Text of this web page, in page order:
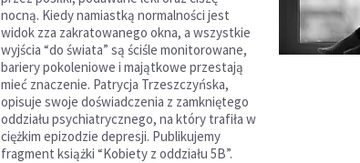
nocną. Kiedy namiastką normalności jest
widok zza zakratowanego okna, a wszystkie
wyjścia “do świata” są ściśle monitorowane,
bariery pokoleniowe i majątkowe przestają
mieć znaczenie. Patrycja Trzeszczyńska,
opisuje swoje doświadczenia z zamkniętego
oddziału psychiatrycznego, na który trafiła w
ciężkim epizodzie depresji. Publikujemy
fragment książki “Kobiety z oddziału 5B”.